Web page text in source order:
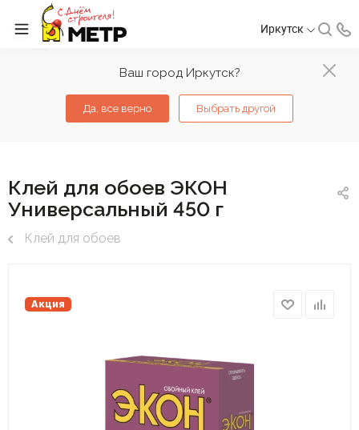
Ваш город Иркутск?
Да, все верно Выбрать другой
Иркутск
Клей для обоев ЭКОН
Универсальный 450 г
Клей для обоев
Акция